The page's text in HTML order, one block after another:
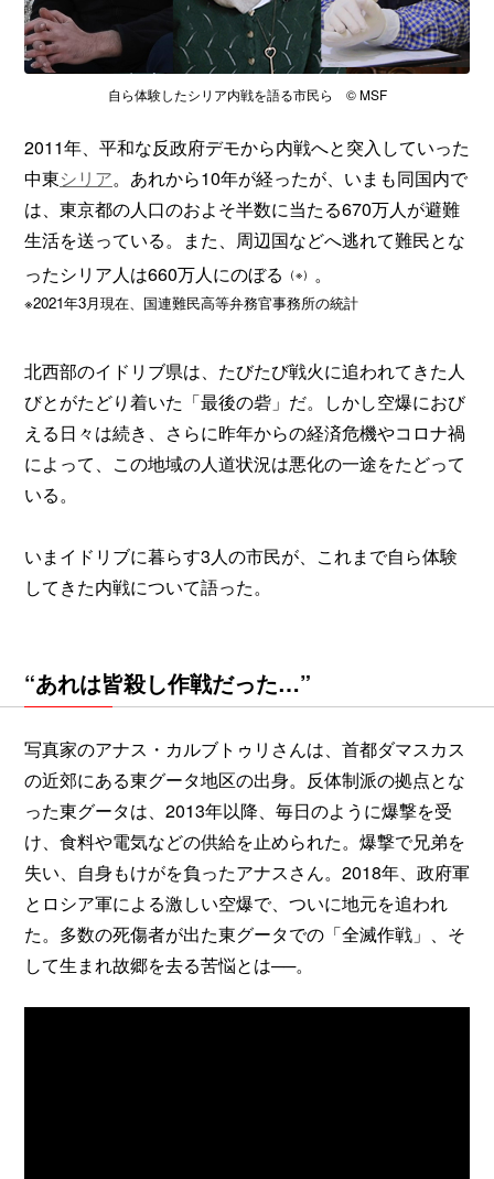
自ら体験したシリア内戦を語る市民ら © MSF
2011年、平和な反政府デモから内戦へと突入していった
中東シリア。あれから10年が経ったが、いまも同国内で
は、東京都の人口のおよそ半数に当たる670万人が避難
生活を送っている。また、周辺国などへ逃れて難民とな
ったシリア人は660万人にのぼる （※） 。
※2021年3月現在、国連難民高等弁務官事務所の統計
北西部のイドリブ県は、たびたび戦火に追われてきた人
びとがたどり着いた「最後の砦」だ。しかし空爆におび
える日々は続き、さらに昨年からの経済危機やコロナ禍
によって、この地域の人道状況は悪化の一途をたどって
いる。
いまイドリブに暮らす3人の市民が、これまで自ら体験
してきた内戦について語った。
“あれは皆殺し作戦だった…”
写真家のアナス・カルブトゥリさんは、首都ダマスカス
の近郊にある東グータ地区の出身。反体制派の拠点とな
った東グータは、2013年以降、毎日のように爆撃を受
け、食料や電気などの供給を止められた。爆撃で兄弟を
失い、自身もけがを負ったアナスさん。2018年、政府軍
とロシア軍による激しい空爆で、ついに地元を追われ
た。多数の死傷者が出た東グータでの「全滅作戦」、そ
して生まれ故郷を去る苦悩とは──。